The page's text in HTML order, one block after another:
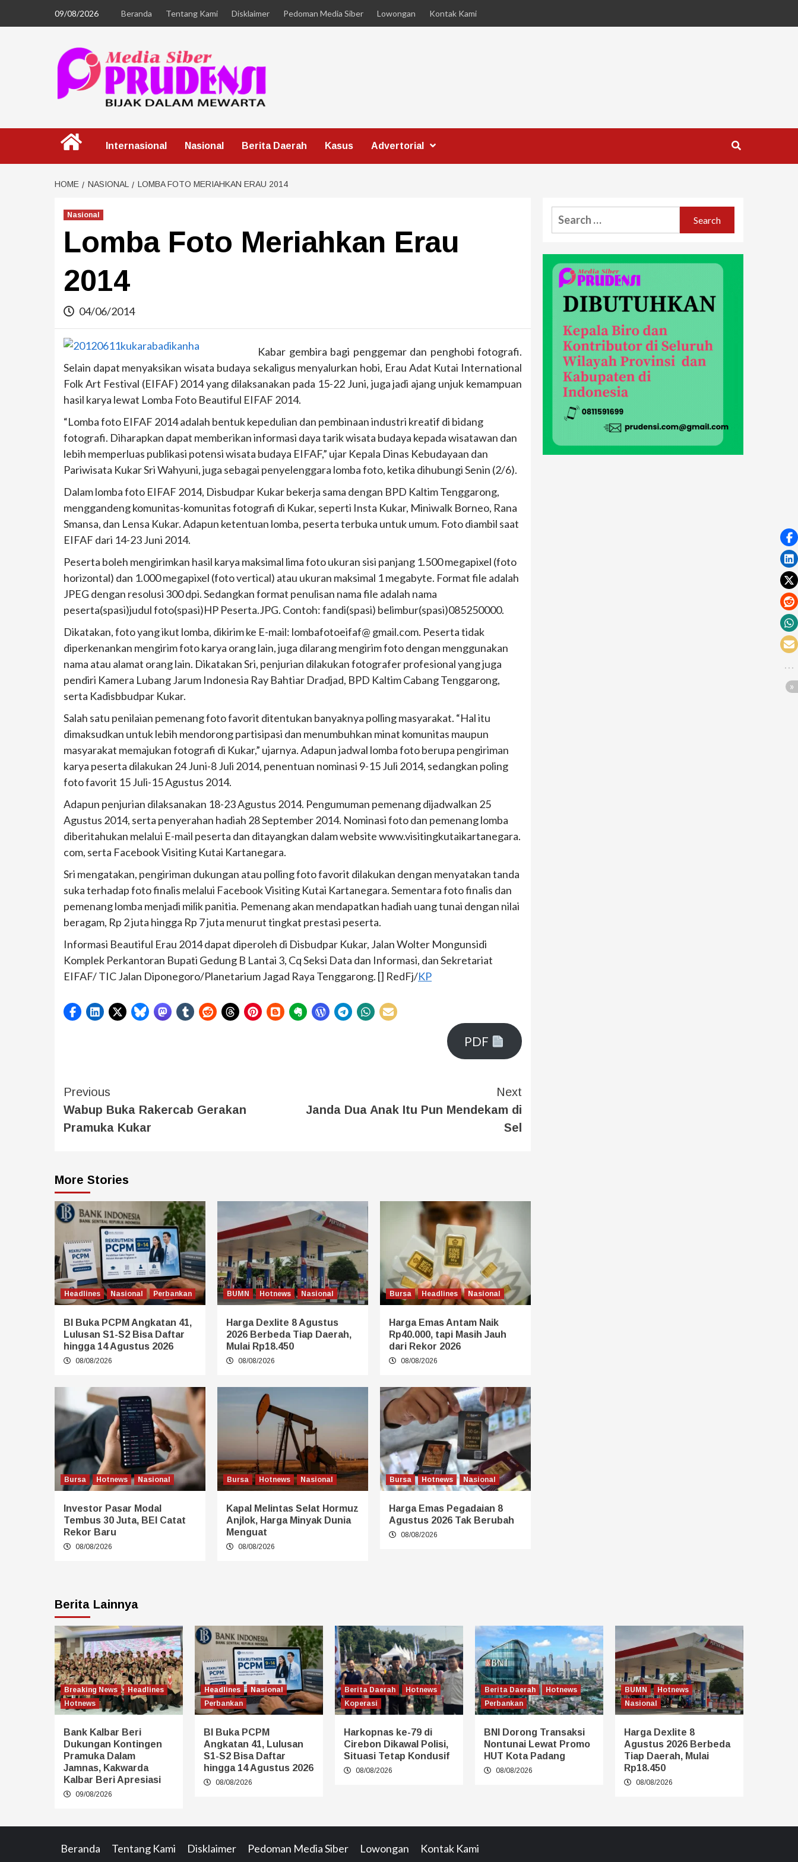
09/08/2026 Beranda Tentang Kami Disklaimer Pedoman Media Siber Lowongan Kontak Kami
Internasional Nasional Berita Daerah Kasus Advertorial
HOME NASIONAL LOMBA FOTO MERIAHKAN ERAU 2014
Nasional
Lomba Foto Meriahkan Erau
2014
04/06/2014
Kabar gembira bagi penggemar dan penghobi fotografi.
Selain dapat menyaksikan wisata budaya sekaligus menyalurkan hobi, Erau Adat Kutai International
Folk Art Festival (EIFAF) 2014 yang dilaksanakan pada 15-22 Juni, juga jadi ajang unjuk kemampuan
hasil karya lewat Lomba Foto Beautiful EIFAF 2014.
“Lomba foto EIFAF 2014 adalah bentuk kepedulian dan pembinaan industri kreatif di bidang
fotografi. Diharapkan dapat memberikan informasi daya tarik wisata budaya kepada wisatawan dan
lebih memperluas publikasi potensi wisata budaya EIFAF,” ujar Kepala Dinas Kebudayaan dan
Pariwisata Kukar Sri Wahyuni, juga sebagai penyelenggara lomba foto, ketika dihubungi Senin (2/6).
Dalam lomba foto EIFAF 2014, Disbudpar Kukar bekerja sama dengan BPD Kaltim Tenggarong,
menggandeng komunitas-komunitas fotografi di Kukar, seperti Insta Kukar, Miniwalk Borneo, Rana
Smansa, dan Lensa Kukar. Adapun ketentuan lomba, peserta terbuka untuk umum. Foto diambil saat
EIFAF dari 14-23 Juni 2014.
Peserta boleh mengirimkan hasil karya maksimal lima foto ukuran sisi panjang 1.500 megapixel (foto
horizontal) dan 1.000 megapixel (foto vertical) atau ukuran maksimal 1 megabyte. Format file adalah
JPEG dengan resolusi 300 dpi. Sedangkan format penulisan nama file adalah nama
peserta(spasi)judul foto(spasi)HP Peserta.JPG. Contoh: fandi(spasi) belimbur(spasi)085250000.
Dikatakan, foto yang ikut lomba, dikirim ke E-mail: lombafotoeifaf@ gmail.com. Peserta tidak
diperkenankan mengirim foto karya orang lain, juga dilarang mengirim foto dengan menggunakan
nama atau alamat orang lain. Dikatakan Sri, penjurian dilakukan fotografer profesional yang juga
pendiri Kamera Lubang Jarum Indonesia Ray Bahtiar Dradjad, BPD Kaltim Cabang Tenggarong,
serta Kadisbbudpar Kukar.
Salah satu penilaian pemenang foto favorit ditentukan banyaknya polling masyarakat. “Hal itu
dimaksudkan untuk lebih mendorong partisipasi dan menumbuhkan minat komunitas maupun
masyarakat memajukan fotografi di Kukar,” ujarnya. Adapun jadwal lomba foto berupa pengiriman
karya peserta dilakukan 24 Juni-8 Juli 2014, penentuan nominasi 9-15 Juli 2014, sedangkan poling
foto favorit 15 Juli-15 Agustus 2014.
Adapun penjurian dilaksanakan 18-23 Agustus 2014. Pengumuman pemenang dijadwalkan 25
Agustus 2014, serta penyerahan hadiah 28 September 2014. Nominasi foto dan pemenang lomba
diberitahukan melalui E-mail peserta dan ditayangkan dalam website www.visitingkutaikartanegara.
com, serta Facebook Visiting Kutai Kartanegara.
Sri mengatakan, pengiriman dukungan atau polling foto favorit dilakukan dengan menyatakan tanda
suka terhadap foto finalis melalui Facebook Visiting Kutai Kartanegara. Sementara foto finalis dan
pemenang lomba menjadi milik panitia. Pemenang akan mendapatkan hadiah uang tunai dengan nilai
beragam, Rp 2 juta hingga Rp 7 juta menurut tingkat prestasi peserta.
Informasi Beautiful Erau 2014 dapat diperoleh di Disbudpar Kukar, Jalan Wolter Mongunsidi
Komplek Perkantoran Bupati Gedung B Lantai 3, Cq Seksi Data dan Informasi, dan Sekretariat
EIFAF/ TIC Jalan Diponegoro/Planetarium Jagad Raya Tenggarong. [] RedFj/KP
PDF
Previous
Wabup Buka Rakercab Gerakan
Pramuka Kukar
Next
Janda Dua Anak Itu Pun Mendekam di
Sel
More Stories
Headlines Nasional Perbankan
BI Buka PCPM Angkatan 41,
Lulusan S1-S2 Bisa Daftar
hingga 14 Agustus 2026
08/08/2026
BUMN Hotnews Nasional
Harga Dexlite 8 Agustus
2026 Berbeda Tiap Daerah,
Mulai Rp18.450
08/08/2026
Bursa Headlines Nasional
Harga Emas Antam Naik
Rp40.000, tapi Masih Jauh
dari Rekor 2026
08/08/2026
Bursa Hotnews Nasional
Investor Pasar Modal
Tembus 30 Juta, BEI Catat
Rekor Baru
08/08/2026
Bursa Hotnews Nasional
Kapal Melintas Selat Hormuz
Anjlok, Harga Minyak Dunia
Menguat
08/08/2026
Bursa Hotnews Nasional
Harga Emas Pegadaian 8
Agustus 2026 Tak Berubah
08/08/2026
Berita Lainnya
Breaking News
Headlines
Hotnews
Bank Kalbar Beri
Dukungan Kontingen
Pramuka Dalam
Jamnas, Kakwarda
Kalbar Beri Apresiasi
09/08/2026
Headlines
Nasional
Perbankan
BI Buka PCPM
Angkatan 41, Lulusan
S1-S2 Bisa Daftar
hingga 14 Agustus 2026
08/08/2026
Berita Daerah
Hotnews
Koperasi
Harkopnas ke-79 di
Cirebon Dikawal Polisi,
Situasi Tetap Kondusif
08/08/2026
Berita Daerah
Hotnews
Perbankan
BNI Dorong Transaksi
Nontunai Lewat Promo
HUT Kota Padang
08/08/2026
BUMN
Hotnews
Nasional
Harga Dexlite 8
Agustus 2026 Berbeda
Tiap Daerah, Mulai
Rp18.450
08/08/2026
Beranda Tentang Kami Disklaimer Pedoman Media Siber Lowongan Kontak Kami